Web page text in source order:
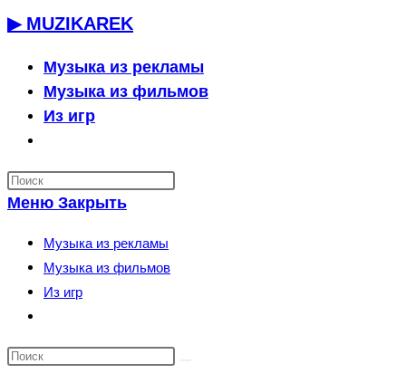
Перейти
содержимому
▶ MUZIKAREK
Музыка из рекламы
Музыка из фильмов
Из игр
по
веб-
сайту
Меню Закрыть
Музыка из рекламы
Музыка из фильмов
Из игр
по